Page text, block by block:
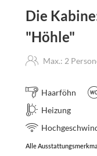
Die
"Höhle"
Max.: 2
Haarföhn
Heizung
Alle